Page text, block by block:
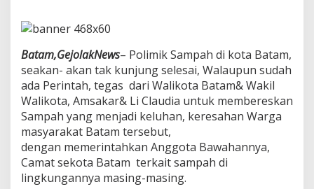
k
n
P
e
r
i
n
t
a
h
W
a
Batam,GejolakNews– Polimik Sampah di kota Batam,
seakan- akan tak kunjung selesai, Walaupun sudah
ada Perintah, tegas dari Walikota Batam& Wakil
Walikota, Amsakar& Li Claudia untuk membereskan
Sampah yang menjadi keluhan, keresahan Warga
masyarakat Batam tersebut,
dengan memerintahkan Anggota Bawahannya,
Camat sekota Batam terkait sampah di
lingkungannya masing-masing.